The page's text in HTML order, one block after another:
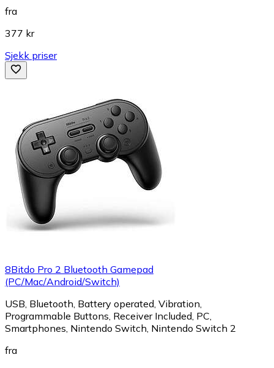
fra
377 kr
Sjekk priser
8Bitdo Pro 2 Bluetooth Gamepad
(PC/Mac/Android/Switch)
USB, Bluetooth, Battery operated, Vibration,
Programmable Buttons, Receiver Included, PC,
Smartphones, Nintendo Switch, Nintendo Switch 2
fra